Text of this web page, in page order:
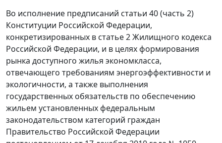
Во исполнение предписаний статьи 40 (часть 2)
Конституции Российской Федерации,
конкретизированных в статье 2 Жилищного кодекса
Российской Федерации, и в целях формирования
рынка доступного жилья экономкласса,
отвечающего требованиям энергоэффективности и
экологичности, а также выполнения
государственных обязательств по обеспечению
жильем установленных федеральным
законодательством категорий граждан
Правительство Российской Федерации